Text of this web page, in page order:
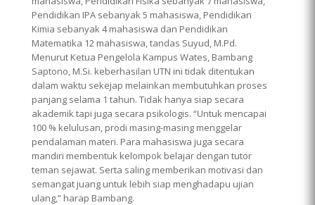
Pendidikan IPA sebanyak 5 mahasiswa, Pendidikan
Kimia sebanyak 4 mahasiswa dan Pendidikan
Matematika 12 mahasiswa, tandas Suyud, M.Pd.
Menurut Ketua Pengelola Kampus Wates, Bambang
Saptono, M.Si. keberhasilan UTN ini tidak ditentukan
dalam waktu sekejap melainkan membutuhkan proses
panjang selama 1 tahun. Tidak hanya siap secara
akademik tapi juga secara psikologis. “Untuk mencapai
100 % kelulusan, prodi masing-masing menggelar
pendalaman materi. Para mahasiswa juga secara
mandiri membentuk kelompok belajar dengan tutor
teman sejawat. Serta saling memberikan motivasi dan
semangat juang untuk lebih siap menghadapu ujian
ulang,” harap Bambang.